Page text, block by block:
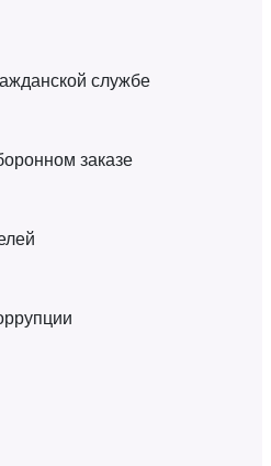
службе
заказе